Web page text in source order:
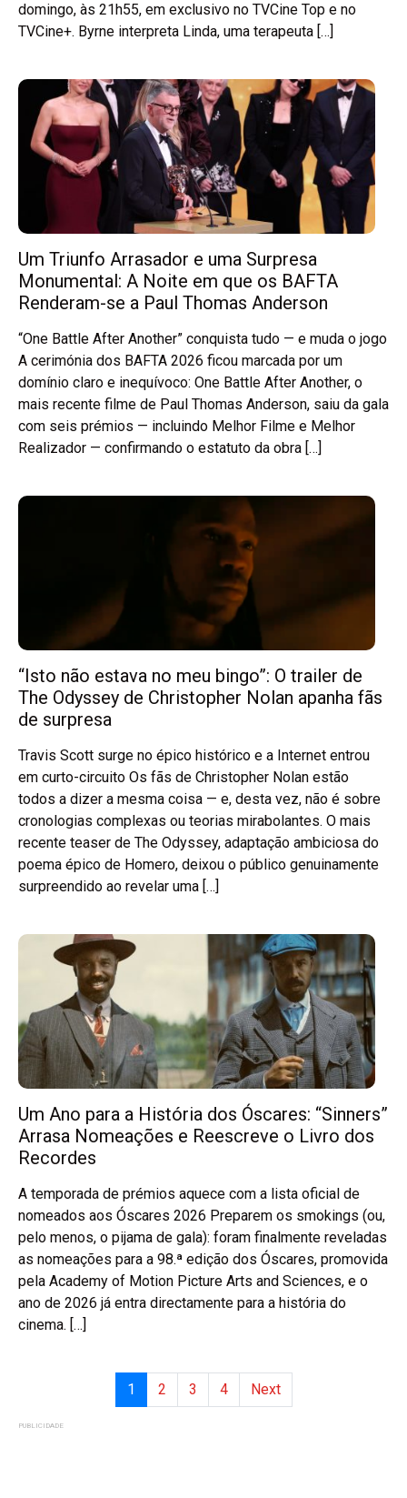
domingo, às 21h55, em exclusivo no TVCine Top e no
TVCine+. Byrne interpreta Linda, uma terapeuta […]
Um Triunfo Arrasador e uma Surpresa
Monumental: A Noite em que os BAFTA
Renderam-se a Paul Thomas Anderson
“One Battle After Another” conquista tudo — e muda o jogo
A cerimónia dos BAFTA 2026 ficou marcada por um
domínio claro e inequívoco: One Battle After Another, o
mais recente filme de Paul Thomas Anderson, saiu da gala
com seis prémios — incluindo Melhor Filme e Melhor
Realizador — confirmando o estatuto da obra […]
“Isto não estava no meu bingo”: O trailer de
The Odyssey de Christopher Nolan apanha fãs
de surpresa
Travis Scott surge no épico histórico e a Internet entrou
em curto-circuito Os fãs de Christopher Nolan estão
todos a dizer a mesma coisa — e, desta vez, não é sobre
cronologias complexas ou teorias mirabolantes. O mais
recente teaser de The Odyssey, adaptação ambiciosa do
poema épico de Homero, deixou o público genuinamente
surpreendido ao revelar uma […]
Um Ano para a História dos Óscares: “Sinners”
Arrasa Nomeações e Reescreve o Livro dos
Recordes
A temporada de prémios aquece com a lista oficial de
nomeados aos Óscares 2026 Preparem os smokings (ou,
pelo menos, o pijama de gala): foram finalmente reveladas
as nomeações para a 98.ª edição dos Óscares, promovida
pela Academy of Motion Picture Arts and Sciences, e o
ano de 2026 já entra directamente para a história do
cinema. […]
1 2 3 4 Next
PUBLICIDADE